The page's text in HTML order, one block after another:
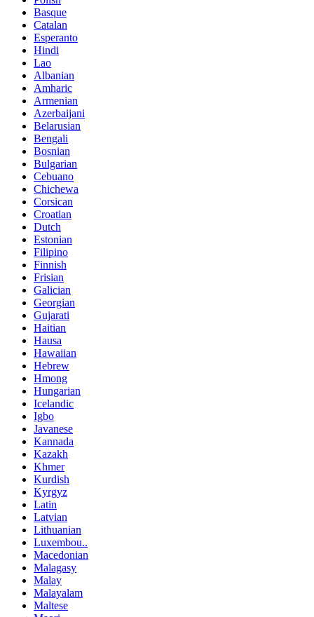
Basque
Catalan
Esperanto
Hindi
Lao
Albanian
Amharic
Armenian
Azerbaijani
Belarusian
Bengali
Bosnian
Bulgarian
Cebuano
Chichewa
Corsican
Croatian
Dutch
Estonian
Filipino
Finnish
Frisian
Galician
Georgian
Gujarati
Haitian
Hausa
Hawaiian
Hebrew
Hmong
Hungarian
Icelandic
Igbo
Javanese
Kannada
Kazakh
Khmer
Kurdish
Kyrgyz
Latin
Latvian
Lithuanian
Luxembou..
Macedonian
Malagasy
Malay
Malayalam
Maltese